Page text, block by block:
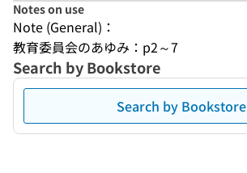
Notes on use
Note (General)：
教育委員会のあゆみ：p2～7
Search by Bookstore
Search by Bookstore